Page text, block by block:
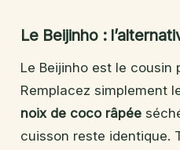
Le Beijinho :
Le Beijinho est le cousin
Remplacez simplement
noix de coco râpée
cuisson reste identique.